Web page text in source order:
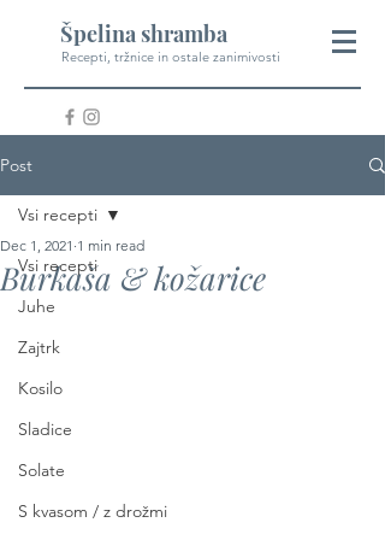
Špelina shramba
Recepti, tržnice in ostale zanimivosti
Post
Vsi recepti
Juhe
Zajtrk
Kosilo
Sladice
Solate
S kvasom / z drožmi
Vsi recepti
Burkaša & kožarice
Dec 1, 2021 1 min read